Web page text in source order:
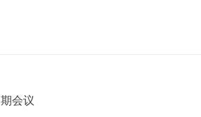
会议